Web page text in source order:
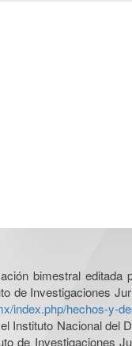
bimestral
de Investigaciones
index.php/hechos-y-
Instituto Nacional
de Investigaciones